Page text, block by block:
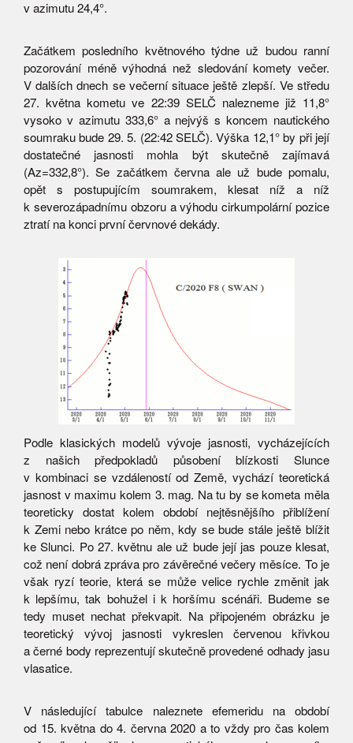
v azimutu 24,4°.
Začátkem posledního květnového týdne už budou ranní
pozorování méně výhodná než sledování komety večer.
V dalších dnech se večerní situace ještě zlepší. Ve středu
27. května kometu ve 22:39 SELČ nalezneme již 11,8°
vysoko v azimutu 333,6° a nejvýš s koncem nautického
soumraku bude 29. 5. (22:42 SELČ). Výška 12,1° by při její
dostatečné jasnosti mohla být skutečně zajímavá
(Az=332,8°). Se začátkem června ale už bude pomalu,
opět s postupujícím soumrakem, klesat níž a níž
k severozápadnímu obzoru a výhodu cirkumpolární pozice
ztratí na konci první červnové dekády.
Podle klasických modelů vývoje jasnosti, vycházejících
z našich předpokladů působení blízkosti Slunce
v kombinaci se vzdáleností od Země, vychází teoretická
jasnost v maximu kolem 3. mag. Na tu by se kometa měla
teoreticky dostat kolem období nejtěsnějšího přiblížení
k Zemi nebo krátce po něm, kdy se bude stále ještě blížit
ke Slunci. Po 27. květnu ale už bude její jas pouze klesat,
což není dobrá zpráva pro závěrečné večery měsíce. To je
však ryzí teorie, která se může velice rychle změnit jak
k lepšímu, tak bohužel i k horšímu scénáři. Budeme se
tedy muset nechat překvapit. Na připojeném obrázku je
teoretický vývoj jasnosti vykreslen červenou křivkou
a černé body reprezentují skutečně provedené odhady jasu
vlasatice.
V následující tabulce naleznete efemeridu na období
od 15. května do 4. června 2020 a to vždy pro čas kolem